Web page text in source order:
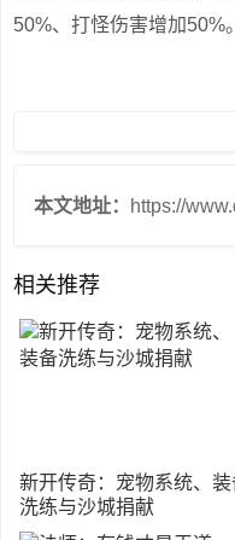
50%、打怪伤害增加50%。
本文地址： https://
相关推荐
新开传奇：宠物系统、装
洗练与沙城捐献